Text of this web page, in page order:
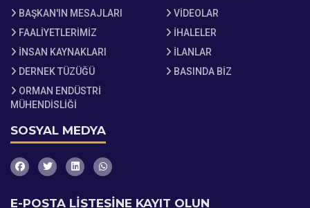
BAŞKAN'IN MESAJLARI
FAALİYETLERİMİZ
İNSAN KAYNAKLARI
DERNEK TÜZÜĞÜ
ORMAN ENDÜSTRİ
MÜHENDİSLİĞİ
VİDEOLAR
İHALELER
İLANLAR
BASINDA BİZ
SOSYAL MEDYA
E-POSTA LİSTESİNE KAYIT OLUN